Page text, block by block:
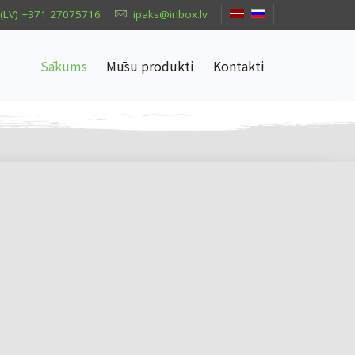
(LV) +371 27075716 ipaks@inbox.lv
Sākums Mūsu produkti Kontakti